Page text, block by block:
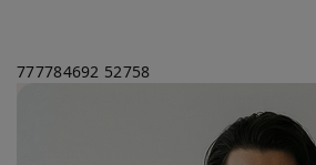
777784692 52758